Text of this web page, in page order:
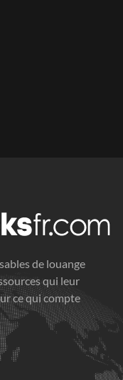
de louange
qui leur
ce qui compte